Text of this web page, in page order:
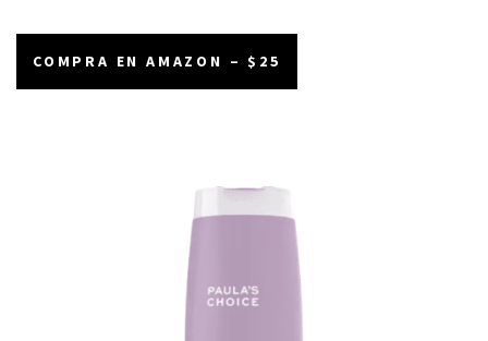
COMPRA EN AMAZON – $25